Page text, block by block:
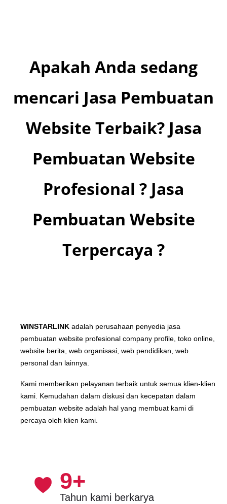
Apakah Anda sedang
mencari Jasa Pembuatan
Website Terbaik? Jasa
Pembuatan Website
Profesional ? Jasa
Pembuatan Website
Terpercaya ?
WINSTARLINK adalah perusahaan penyedia jasa
pembuatan website profesional company profile, toko online,
website berita, web organisasi, web pendidikan, web
personal dan lainnya.
Kami memberikan pelayanan terbaik untuk semua klien-klien
kami. Kemudahan dalam diskusi dan kecepatan dalam
pembuatan website adalah hal yang membuat kami di
percaya oleh klien kami.
9+
Tahun kami berkarya